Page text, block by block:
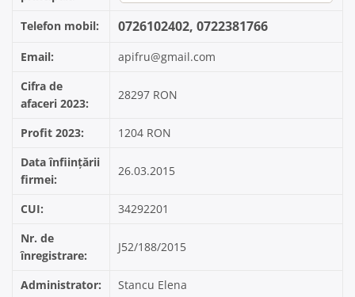
Telefon mobil: 0726102402, 0722381766
Email:
apifru@gmail.com
Cifra de
afaceri 2023:
28297 RON
Profit 2023:
1204 RON
Data înființării
firmei:
26.03.2015
CUI:
34292201
Nr. de
înregistrare:
J52/188/2015
Administrator: Stancu Elena